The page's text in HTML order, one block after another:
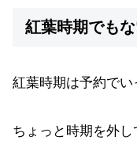
紅葉時期でも
紅葉時期は予約でい
ちょっと時期を外